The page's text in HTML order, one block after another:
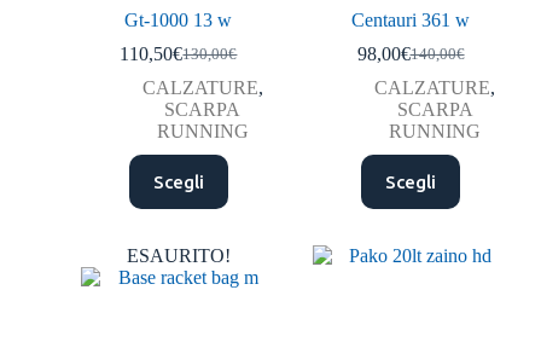
Gt-1000 13 w
130,00€
110,50€
CALZATURE,
SCARPA
RUNNING
Scegli
Centauri 361 w
140,00€
98,00€
CALZATURE,
SCARPA
RUNNING
Scegli
ESAURITO!